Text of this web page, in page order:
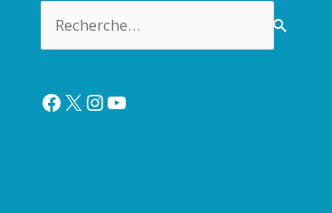
Facebook
X Instagram
YouTube